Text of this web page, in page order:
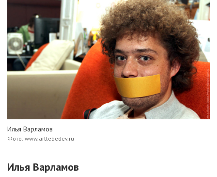
Илья Варламов
Фото: www.artlebedev.ru
Илья Варламов